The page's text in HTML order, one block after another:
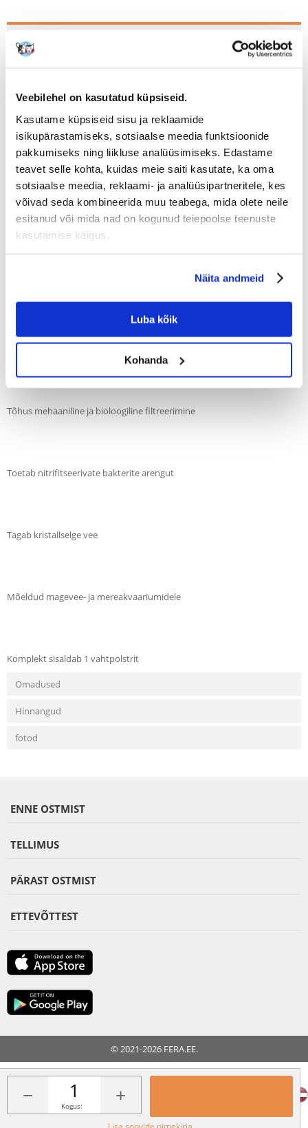
Veebilehel on kasutatud küpsiseid.
Kasutame küpsiseid sisu ja reklaamide
isikupärastamiseks, sotsiaalse meedia funktsioonide
pakkumiseks ning liikluse analüüsimiseks. Edastame
teavet selle kohta, kuidas meie saiti kasutate, ka oma
sotsiaalse meedia, reklaami- ja analüüsipartneritele, kes
võivad seda kombineerida muu teabega, mida olete neile
esitanud või mida nad on kogunud teiepoolse teenuste
kasutamise käigus.
Näita andmeid
Luba kõik
Kohanda
− +
Kogus:
Kirjeldus
struktuuriga filtri materjalist, mis tagab mehaaniliste ja bioloogiliste
saasteainete tõhusa kinnipidamise, soodustades kasulike filtribakterite
arengut.
Regulaarne vahetamine hoiab akvaariumi puhtana ja tagab tervislikud
elutingimused kaladele ja veetaimedele. Sobib nii magevee- kui ka
mereakvaariumidesse.
Sobib TetraTec IN 800 ja IN 1000 plus filtritele
Tõhus mehaaniline ja bioloogiline filtreerimine
Toetab nitrifitseerivate bakterite arengut
Tagab kristallselge vee
Mõeldud magevee- ja mereakvaariumidele
Komplekt sisaldab 1 vahtpolstrit
Omadused
Hinnangud
fotod
ENNE OSTMIST
TELLIMUS
PÄRAST OSTMIST
ETTEVÕTTEST
© 2021-2026 FERA.EE.
FERA INTERNATIONAL: